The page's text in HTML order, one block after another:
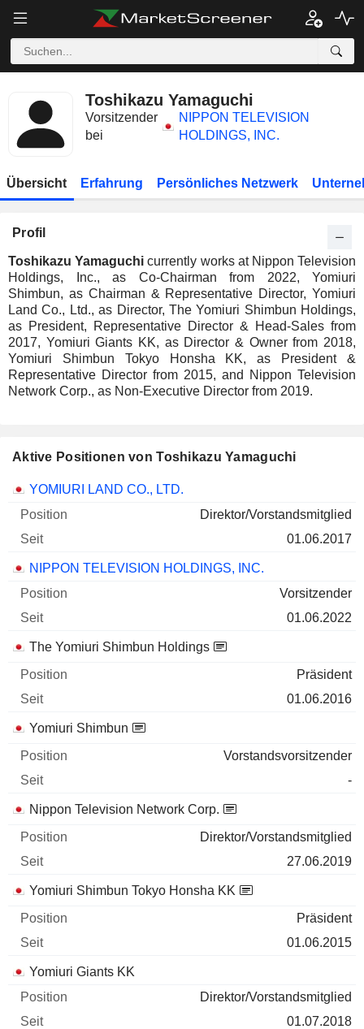
Toshikazu Yamaguchi
Vorsitzender
bei
NIPPON TELEVISION
HOLDINGS, INC.
Übersicht Erfahrung Persönliches Netzwerk
Profil
Toshikazu Yamaguchi currently works at Nippon Television
Holdings, Inc., as Co-Chairman from 2022, Yomiuri
Shimbun, as Chairman & Representative Director, Yomiuri
Land Co., Ltd., as Director, The Yomiuri Shimbun Holdings,
as President, Representative Director & Head-Sales from
2017, Yomiuri Giants KK, as Director & Owner from 2018,
Yomiuri Shimbun Tokyo Honsha KK, as President &
Representative Director from 2015, and Nippon Television
Network Corp., as Non-Executive Director from 2019.
Aktive Positionen von Toshikazu Yamaguchi
Unternehmen Position Beginn
YOMIURI LAND CO., LTD.
Direktor/Vorstandsmitglied
01.06.2017
NIPPON TELEVISION HOLDINGS, INC.
Vorsitzender
01.06.2022
The Yomiuri Shimbun Holdings
Präsident
01.06.2016
Yomiuri Shimbun
Vorstandsvorsitzender
-
Nippon Television Network Corp.
Direktor/Vorstandsmitglied
27.06.2019
Yomiuri Shimbun Tokyo Honsha KK
Präsident
01.06.2015
Yomiuri Giants KK
Direktor/Vorstandsmitglied
01.07.2018